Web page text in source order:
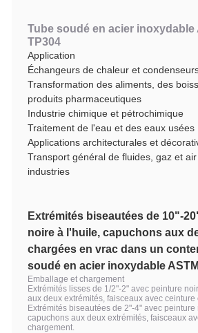
Tube soudé en acier inoxydable
TP304
Application
Échangeurs de chaleur et
Transformation des aliments, des
produits pharmaceutiques
Industrie chimique et pétrochimique
Traitement de l'eau et des eaux usées
Applications architecturales et
Transport général de fluides, gaz et
industries
Extrémités biseautées de 10"-
noire à l'huile, capuchons aux
chargées en vrac dans un
soudé en acier inoxydable
Emballage et chargement
Extrémités lisses de 1/2"-2" avec peinture
aux deux extrémités, faisceaux avec ceinture
Extrémités biseautées de 2"-4" avec peinture
capuchons aux deux extrémités, faisceaux
chargement.